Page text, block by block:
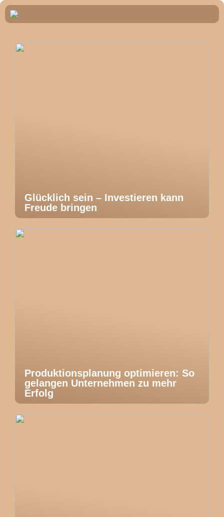
Glücklich sein – Investieren kann
Freude bringen
Produktionsplanung optimieren: So
gelangen Unternehmen zu mehr
Erfolg